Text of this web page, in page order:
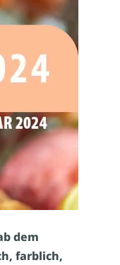
dem
farblich,